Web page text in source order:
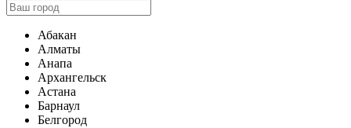
Абакан
Алматы
Анапа
Архангельск
Астана
Барнаул
Белгород